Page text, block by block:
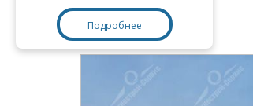
Подробнее